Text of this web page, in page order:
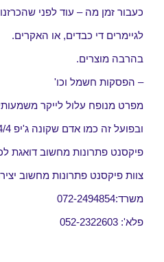
כעבור זמן מה – עוד לפני
לגיימרים די כבדים, או האקרים.
בהרבה מוצרים.
– הפסקות חשמל וכו'
מפרט מנופח עלול לייקר
ובפועל זה כמו אדם שקונה ג'יפ 4/4 כדי לנסוע בעיר לא שווה !
פיקסנט פתרונות מחשוב דואגת
צוות פיקסנט פתרונות מחשוב
משרד:072-2494854
פלא': 052-2322603